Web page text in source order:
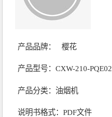
产品品牌： 樱花
产品型号：CXW-210-PQE02
产品分类： 油烟机
说明书格式：PDF文件